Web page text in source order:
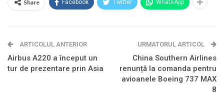
Share Facebook Twitter WhatsApp
ARTICOLUL ANTERIOR
Airbus A220 a început un
tur de prezentare prin Asia
URMATORUL ARTICOL
China Southern Airlines
renunță la comanda pentru
avioanele Boeing 737 MAX
8